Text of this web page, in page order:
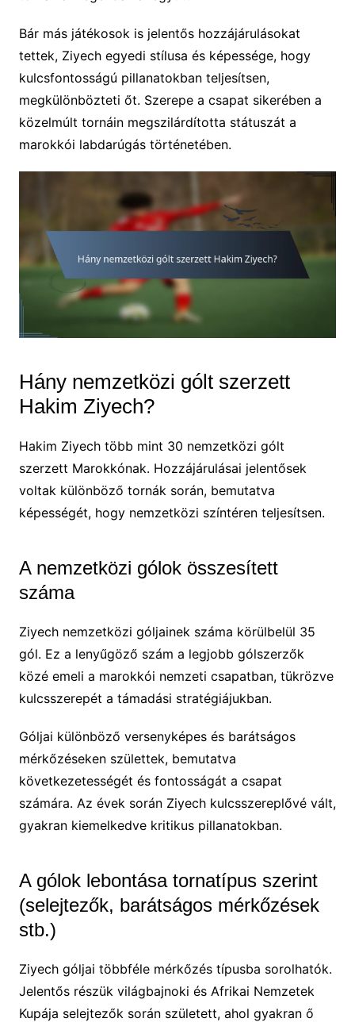
Bár más játékosok is jelentős hozzájárulásokat
tettek, Ziyech egyedi stílusa és képessége, hogy
kulcsfontosságú pillanatokban teljesítsen,
megkülönbözteti őt. Szerepe a csapat sikerében a
közelmúlt tornáin megszilárdította státuszát a
marokkói labdarúgás történetében.
Hány nemzetközi gólt szerzett
Hakim Ziyech?
Hakim Ziyech több mint 30 nemzetközi gólt
szerzett Marokkónak. Hozzájárulásai jelentősek
voltak különböző tornák során, bemutatva
képességét, hogy nemzetközi színtéren teljesítsen.
A nemzetközi gólok összesített
száma
Ziyech nemzetközi góljainek száma körülbelül 35
gól. Ez a lenyűgöző szám a legjobb gólszerzők
közé emeli a marokkói nemzeti csapatban, tükrözve
kulcsszerepét a támadási stratégiájukban.
Góljai különböző versenyképes és barátságos
mérkőzéseken születtek, bemutatva
következetességét és fontosságát a csapat
számára. Az évek során Ziyech kulcsszereplővé vált,
gyakran kiemelkedve kritikus pillanatokban.
A gólok lebontása tornatípus szerint
(selejtezők, barátságos mérkőzések
stb.)
Ziyech góljai többféle mérkőzés típusba sorolhatók.
Jelentős részük világbajnoki és Afrikai Nemzetek
Kupája selejtezők során született, ahol gyakran ő